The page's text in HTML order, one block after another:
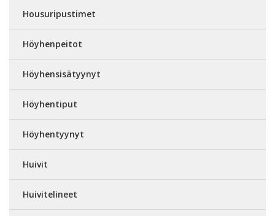
Housuripustimet
Höyhenpeitot
Höyhensisätyynyt
Höyhentiput
Höyhentyynyt
Huivit
Huivitelineet